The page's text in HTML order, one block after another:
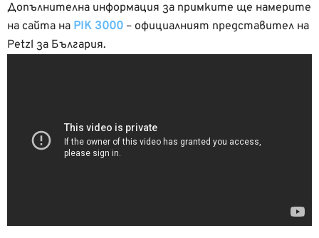
Допълнителна информация за примките ще намерите
на сайта на PIK 3000 – официалният представител на
Petzl за България.